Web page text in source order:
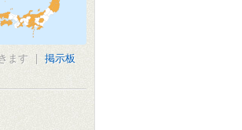
ます | 掲示板